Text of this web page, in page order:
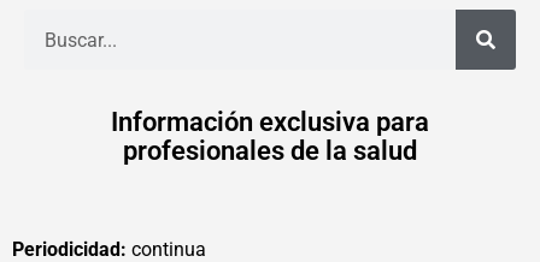
Información exclusiva para
profesionales de la salud
Periodicidad: continua